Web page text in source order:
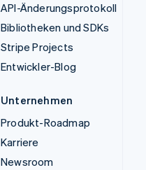
API-Änderungsprotokoll
Bibliotheken und SDKs
Stripe Projects
Entwickler-Blog
Unternehmen
Produkt-Roadmap
Karriere
Newsroom